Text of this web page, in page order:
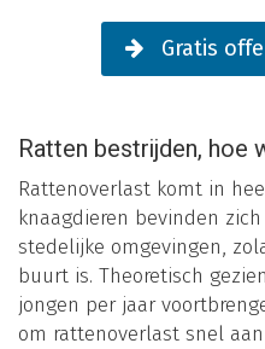
Gratis
Ratten bestrijden, hoe
Rattenoverlast komt in
knaagdieren bevinden
stedelijke omgevingen,
buurt is. Theoretisch
jongen per jaar
om rattenoverlast snel